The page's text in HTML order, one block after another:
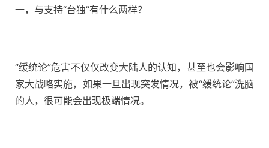
一，与支持“台独”有什么两样？
“缓统论”危害不仅仅改变大陆人的认知，甚至也会影响国
家大战略实施，如果一旦出现突发情况，被“缓统论”洗脑
的人，很可能会出现极端情况。